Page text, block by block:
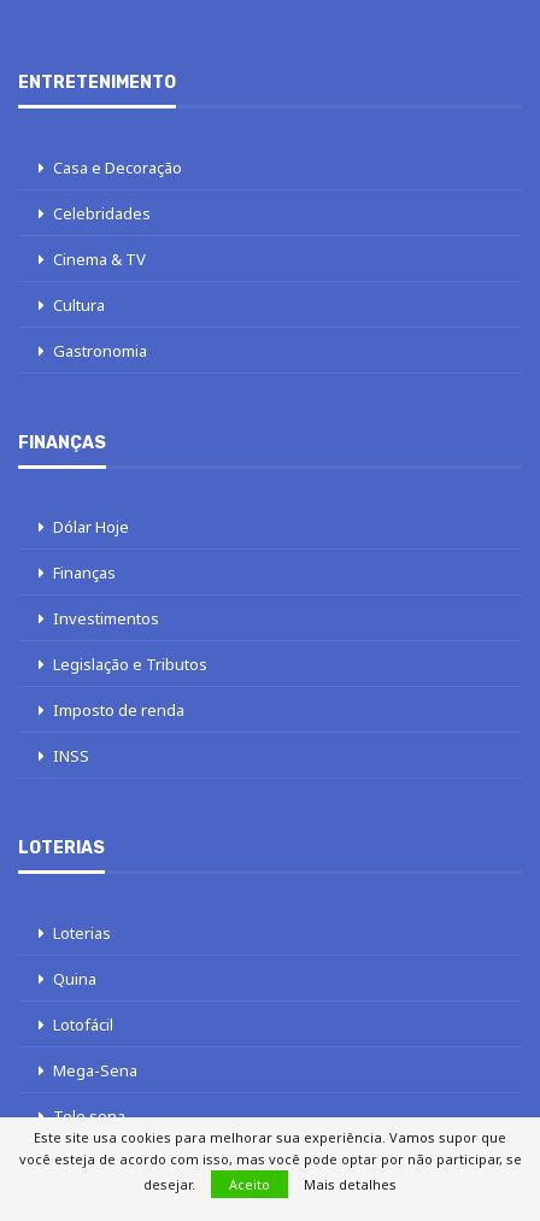
ENTRETENIMENTO
Casa e Decoração
Celebridades
Cinema & TV
Cultura
Gastronomia
FINANÇAS
Dólar Hoje
Finanças
Investimentos
Legislação e Tributos
Imposto de renda
INSS
LOTERIAS
Loterias
Quina
Lotofácil
Mega-Sena
Tele sena
Este site usa cookies para melhorar sua experiência. Vamos supor que
você esteja de acordo com isso, mas você pode optar por não participar, se
desejar.
Aceito Mais detalhes